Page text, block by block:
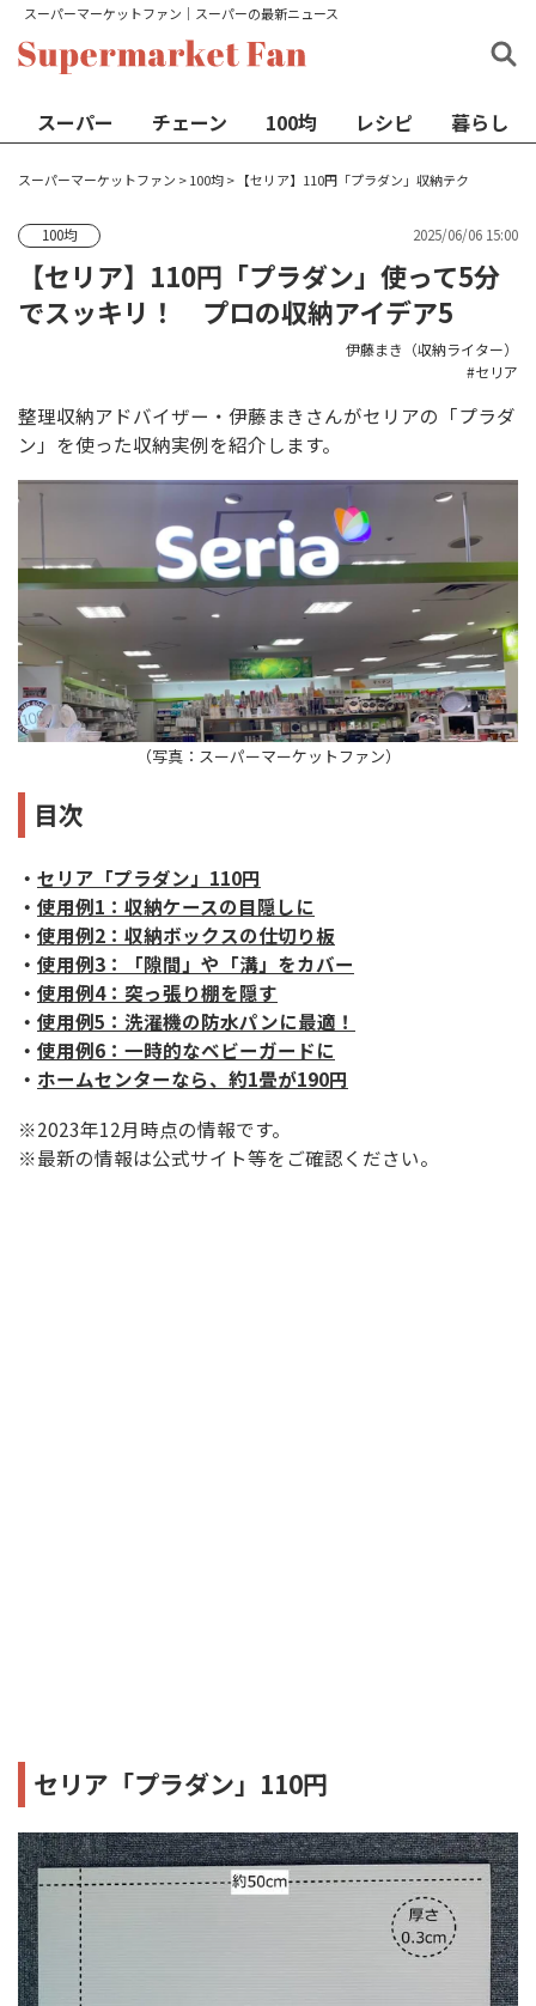
スーパーマーケットファン│スーパーの最新ニュース
スーパー チェーン 100均 レシピ 暮らし
スーパーマーケットファン >100均> 【セリア】110円「プラダン」収納テク
100均 2025/06/06 15:00
【セリア】110円「プラダン」使って5分
でスッキリ！ プロの収納アイデア5
伊藤まき（収納ライター）
セリア
整理収納アドバイザー・伊藤まきさんがセリアの「プラダ
ン」を使った収納実例を紹介します。
（写真：スーパーマーケットファン）
目次
・ セリア「プラダン」110円
・ 使用例1：収納ケースの目隠しに
・ 使用例2：収納ボックスの仕切り板
・ 使用例3：「隙間」や「溝」をカバー
・ 使用例4：突っ張り棚を隠す
・ 使用例5：洗濯機の防水パンに最適！
・ 使用例6：一時的なベビーガードに
・ ホームセンターなら、約1畳が190円
※2023年12月時点の情報です。
※最新の情報は公式サイト等をご確認ください。
セリア「プラダン」110円